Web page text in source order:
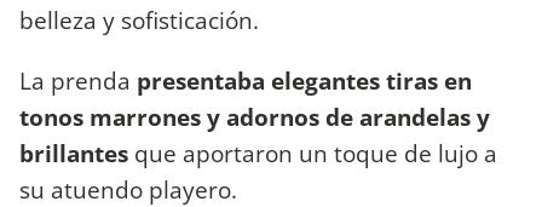
belleza y sofisticación.
La prenda presentaba elegantes tiras en
tonos marrones y adornos de arandelas y
brillantes que aportaron un toque de lujo a
su atuendo playero.